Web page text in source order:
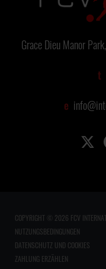
Grace Dieu Manor
t
e
COPYRIGHT © 2026 FCV
NUTZUNGSBEDINGUNGEN
DATENSCHUTZ UND COOKIES
ZAHLUNG ERZÄHLEN